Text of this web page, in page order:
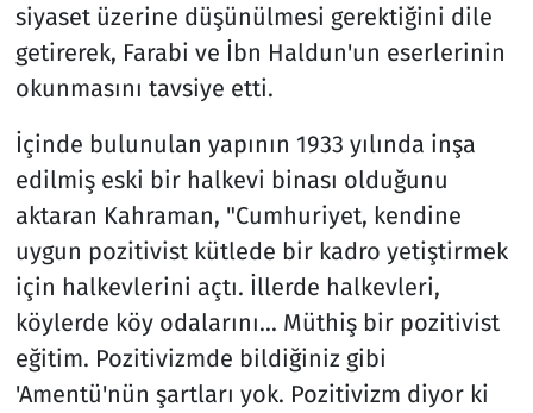
siyaset üzerine düşünülmesi gerektiğini dile
getirerek, Farabi ve İbn Haldun'un eserlerinin
okunmasını tavsiye etti.
İçinde bulunulan yapının 1933 yılında inşa
edilmiş eski bir halkevi binası olduğunu
aktaran Kahraman, "Cumhuriyet, kendine
uygun pozitivist kütlede bir kadro yetiştirmek
için halkevlerini açtı. İllerde halkevleri,
köylerde köy odalarını... Müthiş bir pozitivist
eğitim. Pozitivizmde bildiğiniz gibi
'Amentü'nün şartları yok. Pozitivizm diyor ki